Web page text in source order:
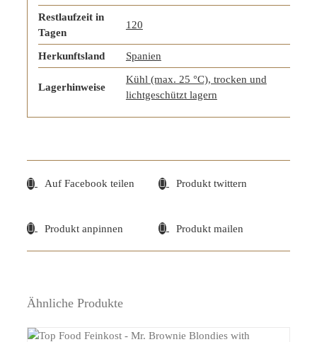
Restlaufzeit in
Tagen
120
Herkunftsland Spanien
Lagerhinweise
Kühl (max. 25 °C), trocken und
lichtgeschützt lagern
Auf Facebook teilen Produkt twittern
Produkt anpinnen Produkt mailen
Ähnliche Produkte